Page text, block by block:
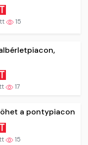
15
17
a pontypiacon
15